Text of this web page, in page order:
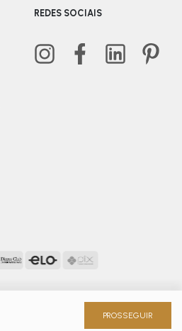
REDES SOCIAIS
PROSSEGUIR